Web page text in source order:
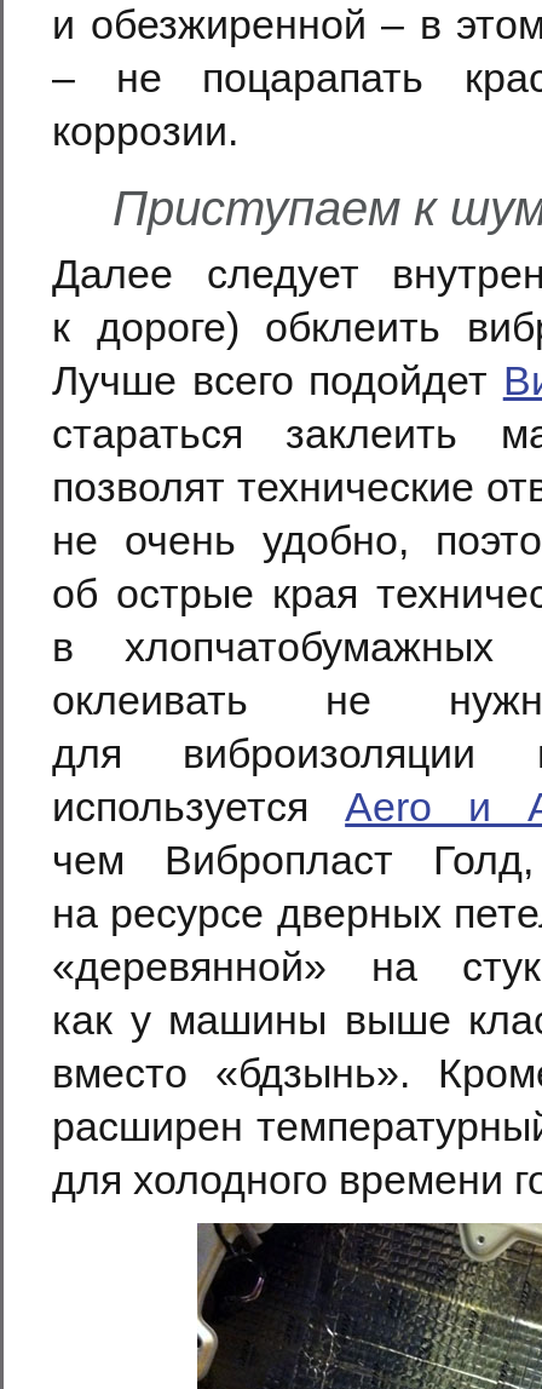
и обезжиренной – в
– не поцарапать
коррозии.
Приступаем к
Далее следует
к дороге) обклеить
Лучше всего подойдет
стараться заклеить
позволят технические
не очень удобно,
об острые края
в хлопчатобумажных
оклеивать не
для
используетсяAero и
чем Вибропласт
на ресурсе дверных
«деревянной» на
как у машины выше
вместо «бдзынь».
расширен
для холодного времени